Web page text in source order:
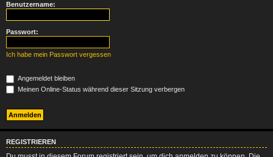
Benutzername:
Passwort:
Ich habe mein Passwort vergessen
Angemeldet bleiben
Meinen Online-Status während dieser Sitzung verbergen
REGISTRIEREN